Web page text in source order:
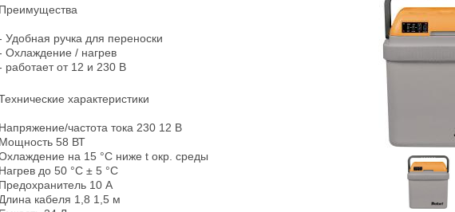
Преимущества
Удобная ручка для переноски
Охлаждение / нагрев
работает от 12 и 230 В
характеристики
Напряжение/частота тока 230 12 В
Мощность 58 ВТ
на 15 °С ниже t окр. среды
Нагрев до 50 °С ± 5 °С
Предохранитель 10 A
Длина кабеля 1,8 1,5 м